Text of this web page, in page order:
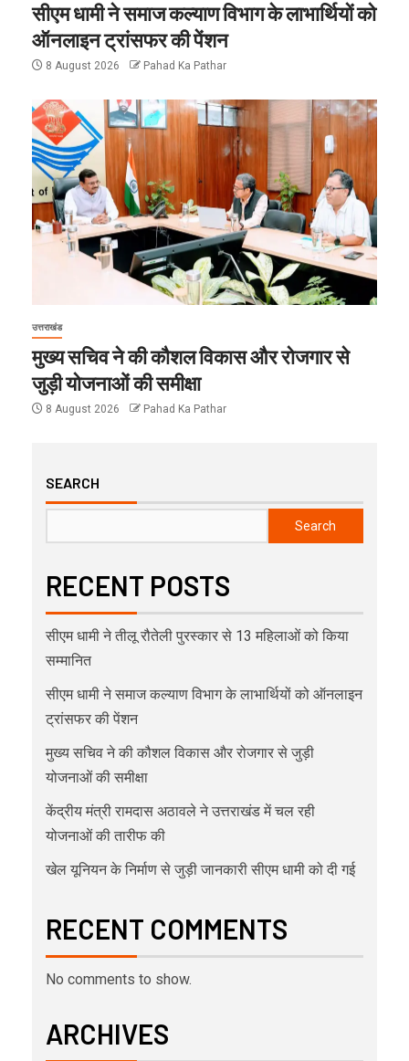
सीएम धामी ने समाज कल्याण विभाग के लाभार्थियों को
ऑनलाइन ट्रांसफर की पेंशन
8 August 2026 Pahad Ka Pathar
उत्तराखंड
मुख्य सचिव ने की कौशल विकास और रोजगार से
जुड़ी योजनाओं की समीक्षा
8 August 2026 Pahad Ka Pathar
SEARCH
Search
RECENT POSTS
सीएम धामी ने तीलू रौतेली पुरस्कार से 13 महिलाओं को किया
सम्मानित
सीएम धामी ने समाज कल्याण विभाग के लाभार्थियों को ऑनलाइन
ट्रांसफर की पेंशन
मुख्य सचिव ने की कौशल विकास और रोजगार से जुड़ी
योजनाओं की समीक्षा
केंद्रीय मंत्री रामदास अठावले ने उत्तराखंड में चल रही
योजनाओं की तारीफ की
खेल यूनियन के निर्माण से जुड़ी जानकारी सीएम धामी को दी गई
RECENT COMMENTS
No comments to show.
ARCHIVES